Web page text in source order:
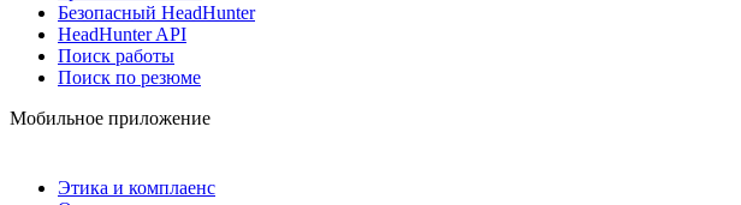
Безопасный HeadHunter
HeadHunter API
Поиск работы
Поиск по резюме
Мобильное приложение
Этика и комплаенс